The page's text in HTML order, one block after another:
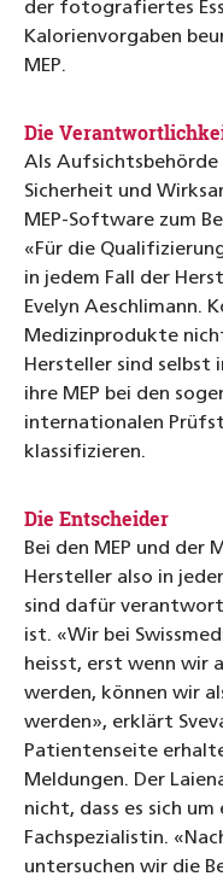
der fotografiertes
Kalorienvorgaben
MEP.
Die
Als Aufsichtsbehörde
Sicherheit und
MEP-­Software zum
«Für die
in jedem Fall der
Evelyn Aeschlimann.
Medizinprodukte
Hersteller sind selbst
ihre MEP bei den
internationalen
klassifizieren.
Die Entscheider
Bei den MEP und der
Hersteller also in
sind dafür
ist. «Wir bei
heisst, erst wenn wir
werden, können wir
werden», erklärt
Patientenseite
Meldungen. Der
nicht, dass es sich
Fachspezialistin.
untersuchen wir die